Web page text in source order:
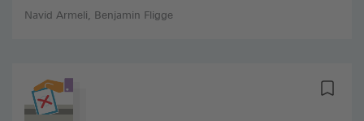
Navid Armeli
Benjamin Fligge